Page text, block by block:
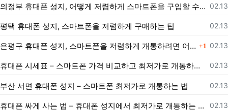
등록
02.13
의정부 휴대폰 성지, 어떻게 저렴하게 스마트폰을 구입할 수 있을까?
등록
02.13
평택 휴대폰 성지, 스마트폰을 저렴하게 구매하는 팁
등록
02.13
은평구 휴대폰 성지, 스마트폰을 저렴하게 개통하려면 어떻게 해야 할까? 댓글
1
등록
02.13
휴대폰 시세표 – 스마트폰 가격 비교하고 최저가로 개통하는 법
등록
02.13
부산 서면 휴대폰 성지 – 스마트폰 최저가로 개통하는 법
등록
02.13
휴대폰 싸게 사는 법 – 휴대폰 성지에서 최저가로 개통하는 노하우